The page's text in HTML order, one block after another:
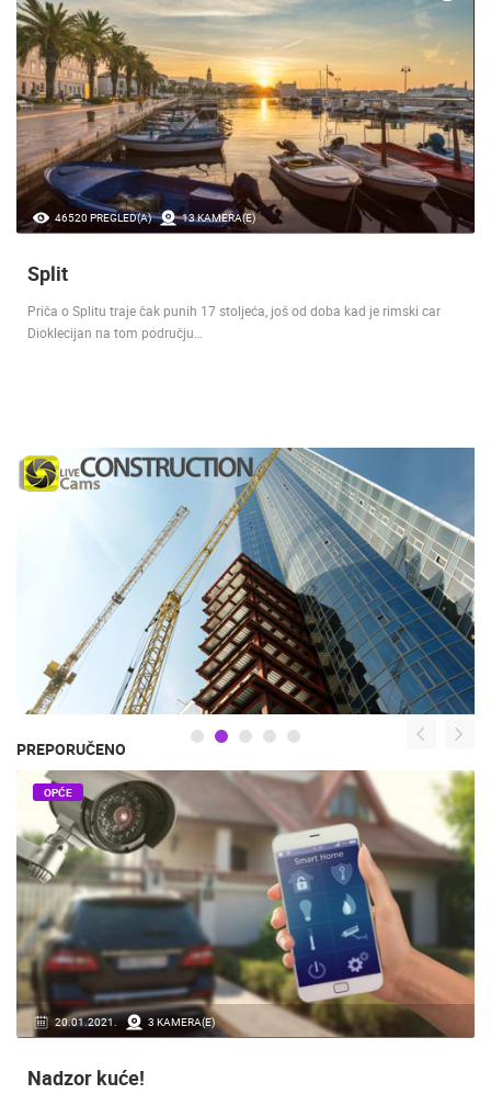
46520 PREGLED(A) 13 KAMERA(E)
Split
Priča o Splitu traje čak punih 17 stoljeća, još od doba kad je rimski car
Dioklecijan na tom području…
PREPORUČENO
20.01.2021. 3 KAMERA(E)
OPĆE
Nadzor kuće!